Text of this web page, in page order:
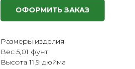
ОФОРМИТЬ ЗАКАЗ
Размеры изделия
Вес 5,01 фунт
Высота 11,9 дюйма